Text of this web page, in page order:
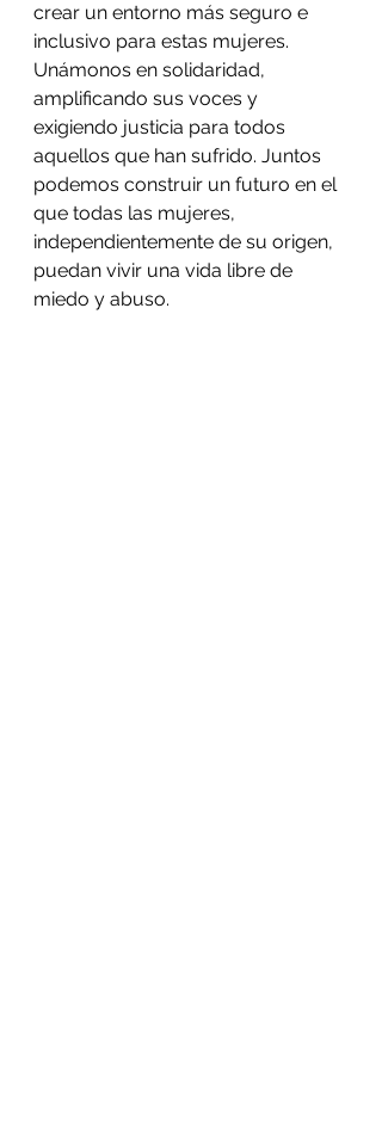
crear un entorno más seguro e
inclusivo para estas mujeres.
Unámonos en solidaridad,
amplificando sus voces y
exigiendo justicia para todos
aquellos que han sufrido. Juntos
podemos construir un futuro en el
que todas las mujeres,
independientemente de su origen,
puedan vivir una vida libre de
miedo y abuso.